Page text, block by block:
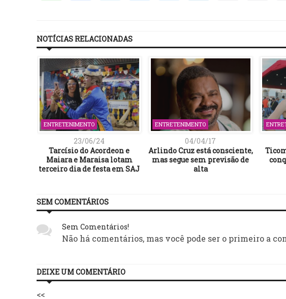
NOTÍCIAS RELACIONADAS
ENTRETENIMENTO
23/06/24
Tarcísio do Acordeon e
Maiara e Maraisa lotam
terceiro dia de festa em SAJ
ENTRETENIMENTO
04/04/17
Arlindo Cruz está consciente,
mas segue sem previsão de
alta
SEM COMENTÁRIOS
Sem Comentários!
Não há comentários, mas você pode ser o primeiro a
DEIXE UM COMENTÁRIO
<<